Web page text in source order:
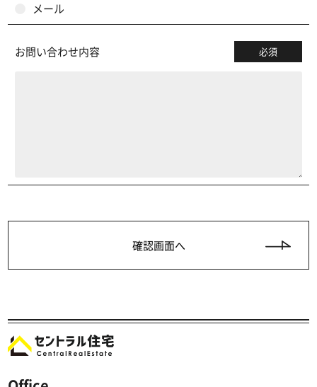
メール
お問い合わせ内容 必須